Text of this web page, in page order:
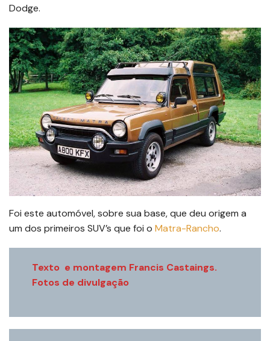
Dodge.
Foi este automóvel, sobre sua base, que deu origem a
um dos primeiros SUV’s que foi o Matra-Rancho.
Texto e montagem Francis Castaings.
Fotos de divulgação